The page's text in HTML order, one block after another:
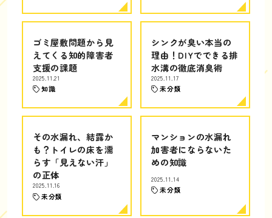
ゴミ屋敷問題から見
えてくる知的障害者
支援の課題
2025.11.21
知識
シンクが臭い本当の
理由！DIYでできる排
水溝の徹底消臭術
2025.11.17
未分類
その水漏れ、結露か
も？トイレの床を濡
らす「見えない汗」
の正体
2025.11.16
未分類
マンションの水漏れ
加害者にならないた
めの知識
2025.11.14
未分類